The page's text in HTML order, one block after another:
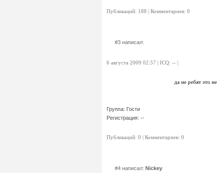
Публикаций: 188 | Комментариев: 0
#3 написал:
6 августа 2009 02:57 | ICQ: -- |
Группа: Гости
Регистрация: --
да не ребят это
Публикаций: 0 | Комментариев: 0
#4 написал: Nickey